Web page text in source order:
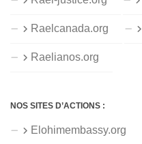
Raelcanada.org
Raelianos.org
NOS SITES D’ACTIONS :
Elohimembassy.org